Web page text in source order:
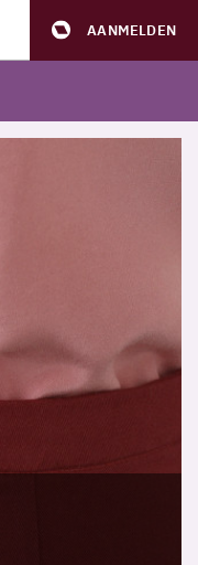
AANMELDEN